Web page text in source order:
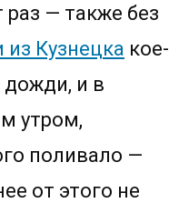
раз — также без
из Кузнецка кое-
и в
утром,
поливало —
от этого не